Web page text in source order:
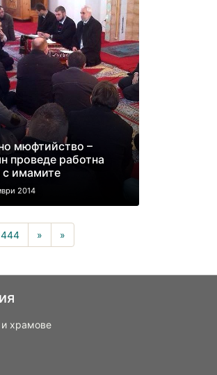
мюфтийство –
проведе работна
имамите
2014
444 » »
храмове